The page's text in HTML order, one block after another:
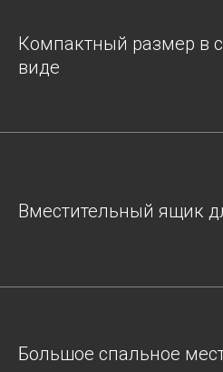
Компактный размер в
виде
Вместительный ящик
Большое спальное